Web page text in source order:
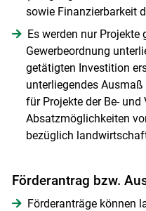
sowie Finanzierbarkeit
Es werden nur Projekte
Gewerbeordnung
getätigten Investition
unterliegendes
für Projekte der Be-
Absatzmöglichkeiten
bezüglich
Förderantrag bzw.
Förderanträge können